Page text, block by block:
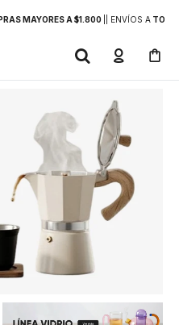
MAYORES A $1.800 | ENVÍOS ATODO